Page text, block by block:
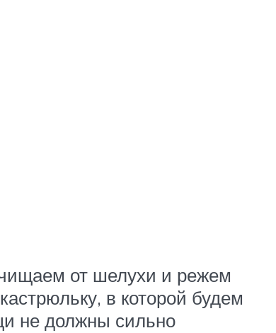
от шелухи и режем
в которой будем
не должны сильно